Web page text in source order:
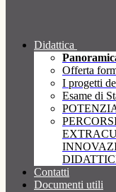
Didattica
Offerta
I progetti
Esame di
Contatti
Documenti utili